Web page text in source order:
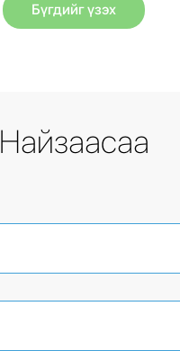
Бүгдийг үзэх
Найзаасаа